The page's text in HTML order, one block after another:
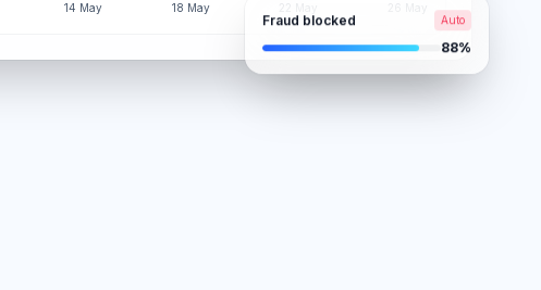
14 May 18 May
Fraud blocked Auto
88%